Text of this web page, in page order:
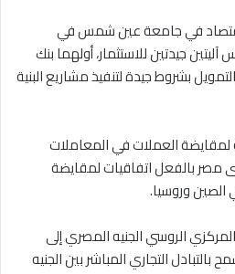
في جامعة عين شمس في
جيدتين للاستثمار، أولهما بنك
بشروط جيدة لتنفيذ مشاريع البنية
لمقايضة العملات في المعاملات
مصر بالفعل اتفاقيات لمقايضة
وروسيا.
الروسي الجنيه المصري إلى
التجاري المباشر بين الجنيه